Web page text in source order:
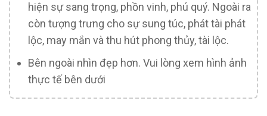
hiện sự sang trọng, phồn vinh, phú quý. Ngoài ra
còn tượng trưng cho sự sung túc, phát tài phát
lộc, may mắn và thu hút phong thủy, tài lộc.
Bên ngoài nhìn đẹp hơn. Vui lòng xem hình ảnh
thực tế bên dưới